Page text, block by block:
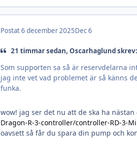
Postat6 december 2025Dec 6
21 timmar sedan, Oscarhaglund skrev:
Som supporten sa så är reservdelarna
jag inte vet vad problemet är så känns
funka.
wow! jag ser det nu att de ska ha
Dragon-R-3-controller/controller-RD-3-
oavsett så får du spara din pump och